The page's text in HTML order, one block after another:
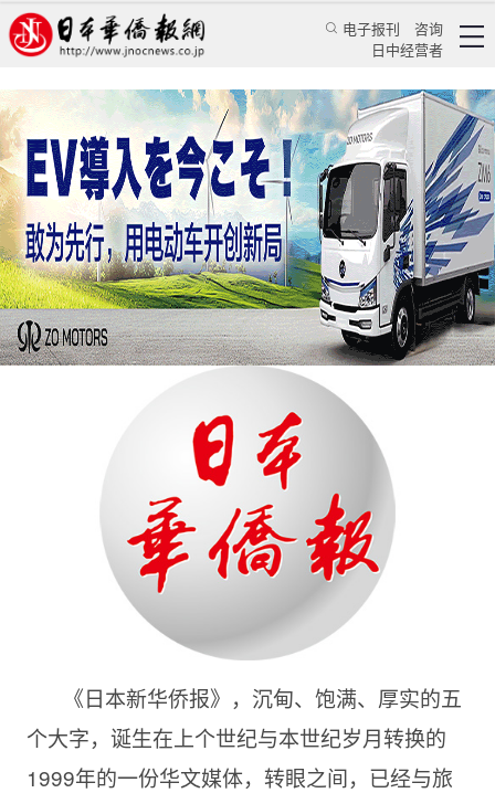
电子报刊
咨询
日中经营者
《日本新华侨报》更名启事
《日本新华侨报》发行人 吴晓乐 华人新闻 文化风采
日本华侨报网 2021/6/16 22:23:49
《日本新华侨报》，沉甸、饱满、厚实的五
个大字，诞生在上个世纪与本世纪岁月转换的
1999年的一份华文媒体，转眼之间，已经与旅